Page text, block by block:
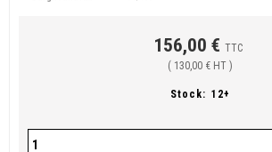
156,00 € TTC
( 130,00 € HT )
Stock: 12+